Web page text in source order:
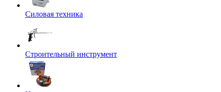
Силовая техника
Строительный инструмент